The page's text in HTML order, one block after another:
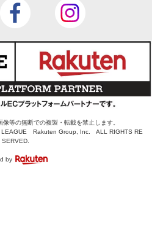
等の無断での複製・転載を禁止します。
LEAGUE Rakuten Group, Inc. ALL RIGHTS RE
SERVED.
by